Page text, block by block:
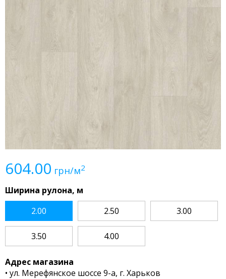
604.00 грн/м2
Ширина рулона, м
2.00
2.50 3.00
3.50 4.00
Адрес магазина
• ул. Мерефянское шоссе 9-а, г. Харьков